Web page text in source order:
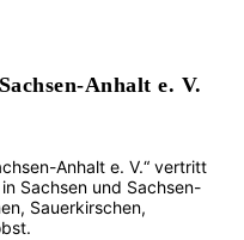
Anhalt e. V.
Anhalt e. V.“ vertritt
Sachsen und Sachsen-
Sauerkirschen,